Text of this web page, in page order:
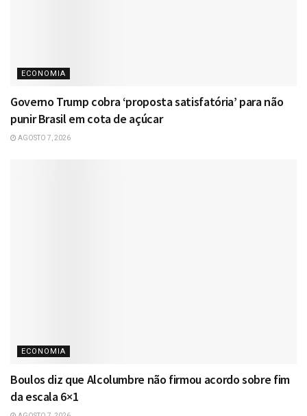
ECONOMIA
Governo Trump cobra ‘proposta satisfatória’ para não
punir Brasil em cota de açúcar
AGOSTO 7, 2026
ECONOMIA
Boulos diz que Alcolumbre não firmou acordo sobre fim
da escala 6×1